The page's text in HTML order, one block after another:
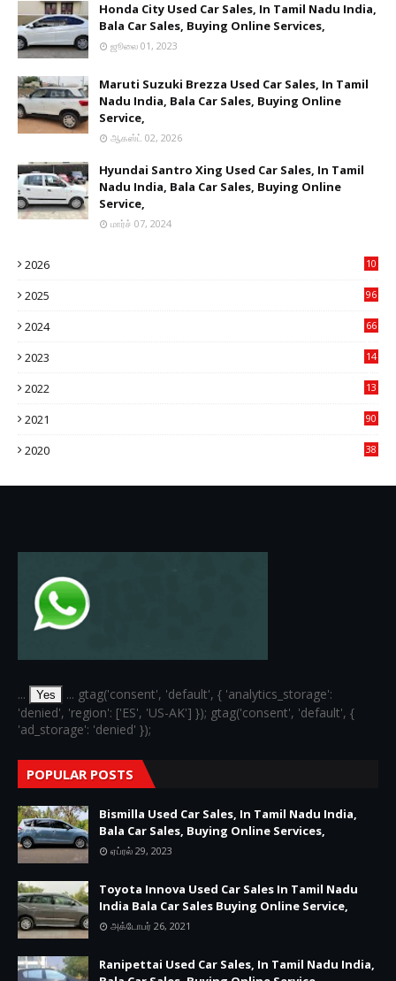
Honda City Used Car Sales, In Tamil Nadu India,
Bala Car Sales, Buying Online Services,
ஜூலை 01, 2023
Maruti Suzuki Brezza Used Car Sales, In Tamil
Nadu India, Bala Car Sales, Buying Online
Service,
ஆகஸ்ட் 02, 2026
Hyundai Santro Xing Used Car Sales, In Tamil
Nadu India, Bala Car Sales, Buying Online
Service,
மார்ச் 07, 2024
2026
10
2025
96
2024
66
2023
14
2022
13
2021
90
2020
38
... Yes
... gtag('consent', 'default', { 'analytics_storage':
'denied', 'region': ['ES', 'US-AK'] }); gtag('consent', 'default', {
'ad_storage': 'denied' });
POPULAR POSTS
Bismilla Used Car Sales, In Tamil Nadu India,
Bala Car Sales, Buying Online Services,
ஏப்ரல் 29, 2023
Toyota Innova Used Car Sales In Tamil Nadu
India Bala Car Sales Buying Online Service,
அக்டோபர் 26, 2021
Ranipettai Used Car Sales, In Tamil Nadu India,